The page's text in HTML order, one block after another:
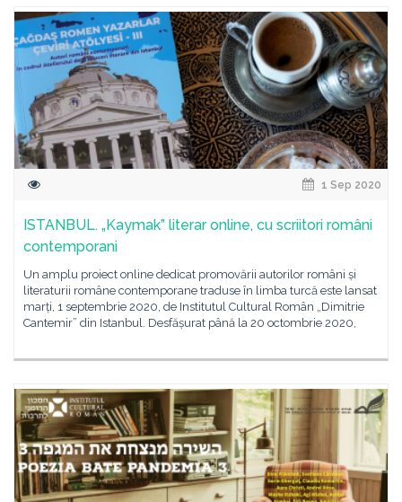
1 Sep 2020
ISTANBUL. „Kaymak” literar online, cu scriitori români
contemporani
Un amplu proiect online dedicat promovării autorilor români și
literaturii române contemporane traduse în limba turcă este lansat
marți, 1 septembrie 2020, de Institutul Cultural Român „Dimitrie
Cantemir” din Istanbul. Desfășurat până la 20 octombrie 2020,